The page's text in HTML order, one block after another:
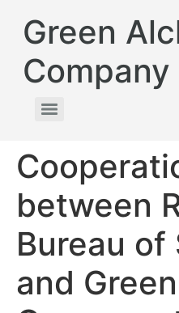
Green
Company
between
Bureau of
and